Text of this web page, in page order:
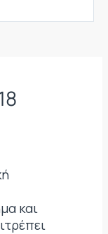
και